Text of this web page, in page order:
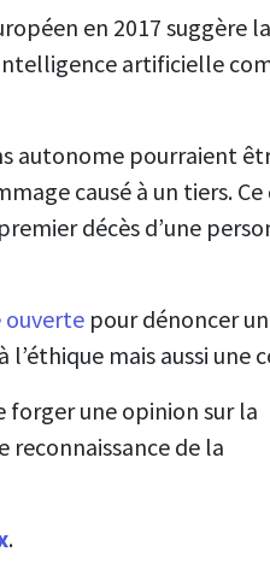
en 2017 suggère
artificielle
autonome pourraient
causé à un tiers.
décès d’une
pour dénoncer
mais aussi une
forger une opinion sur la
reconnaissance de la
.